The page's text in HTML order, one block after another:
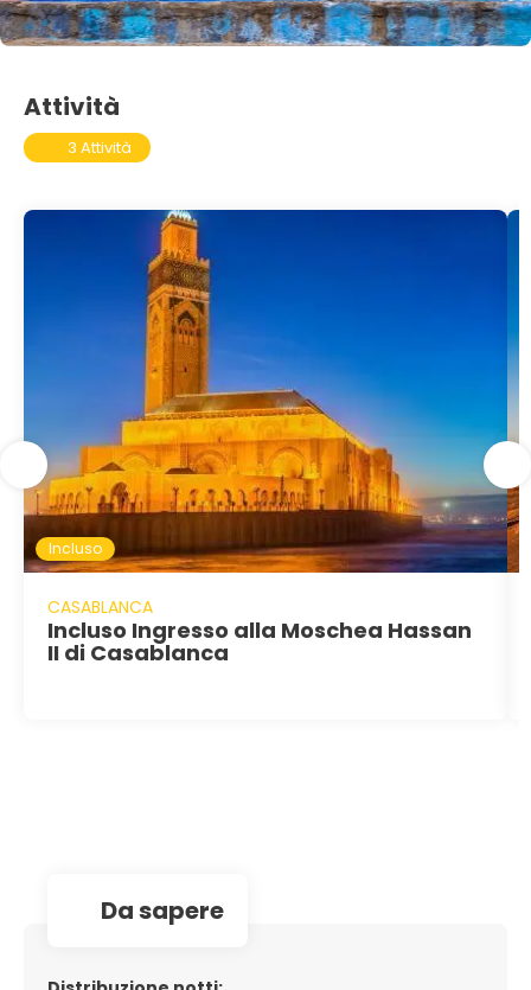
Attività
3 Attività
Incluso
CASABLANCA
Incluso Ingresso alla Moschea Hassan
II di Casablanca
da sapere